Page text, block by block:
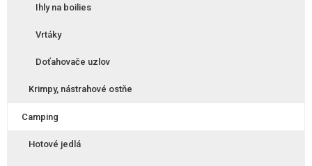
Ihly na boilies
Vrtáky
Doťahovače uzlov
Krimpy, nástrahové ostňe
Camping
Hotové jedlá